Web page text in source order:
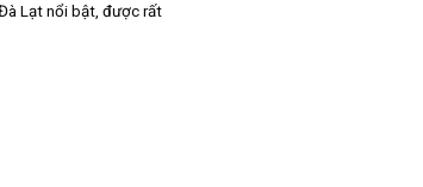
Lạt nổi bật, được rất